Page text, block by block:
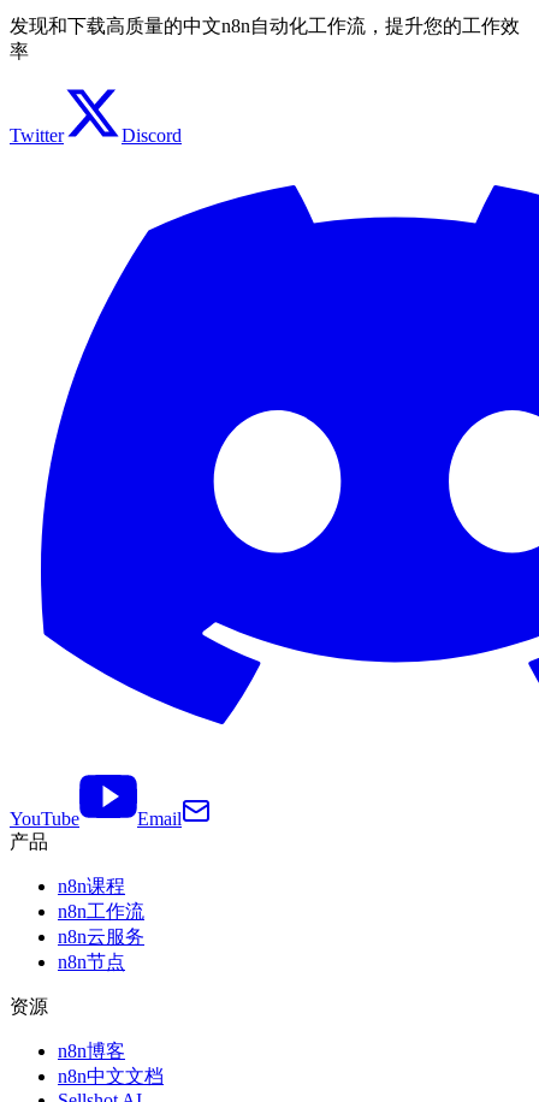
发现和下载高质量的中文n8n自动化工作流，提升您的工作效
率
Twitter Discord
YouTube
Email
产品
n8n课程
n8n工作流
n8n云服务
n8n节点
资源
n8n博客
n8n中文文档